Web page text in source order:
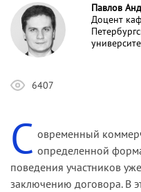
Павлов
Доцент
6407
С овременный
определенной
поведения участников
заключению договора. В